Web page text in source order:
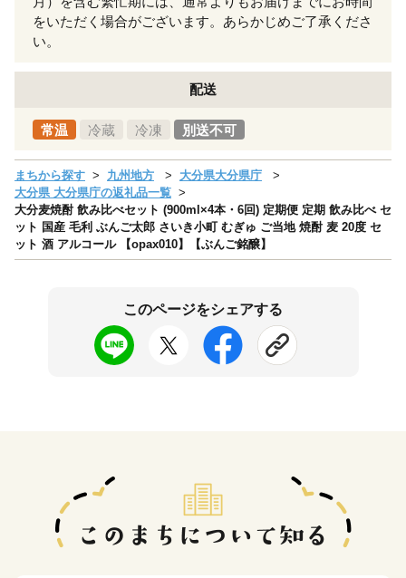
をいただく場合がございます。あらかじめご了承くださ
い。
配送
常温 冷蔵 冷凍 別送不可
まちから探す 九州地方
大分県大分県庁
大分県 大分県庁の返礼品一覧
大分麦焼酎 飲み比べセット (900ml×4本・6回) 定期便 定期 飲み比べ セ
ット 国産 毛利 ぶんご太郎 さいき小町 むぎゅ ご当地 焼酎 麦 20度 セ
ット 酒 アルコール 【opax010】【ぶんご銘醸】
このページをシェアする